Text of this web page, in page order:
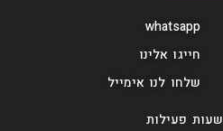
whatsapp
חייגו אלינו
שלחו לנו אימייל
שעות פעילות